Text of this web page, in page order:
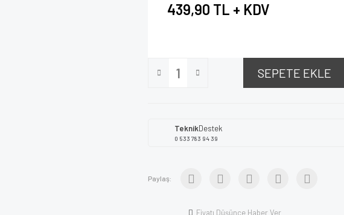
439,90 TL + KDV
SEPETE EKLE
TeknikDestek
0 533 783 94 39
Paylaş:
Fiyatı Düşünce Haber Ver